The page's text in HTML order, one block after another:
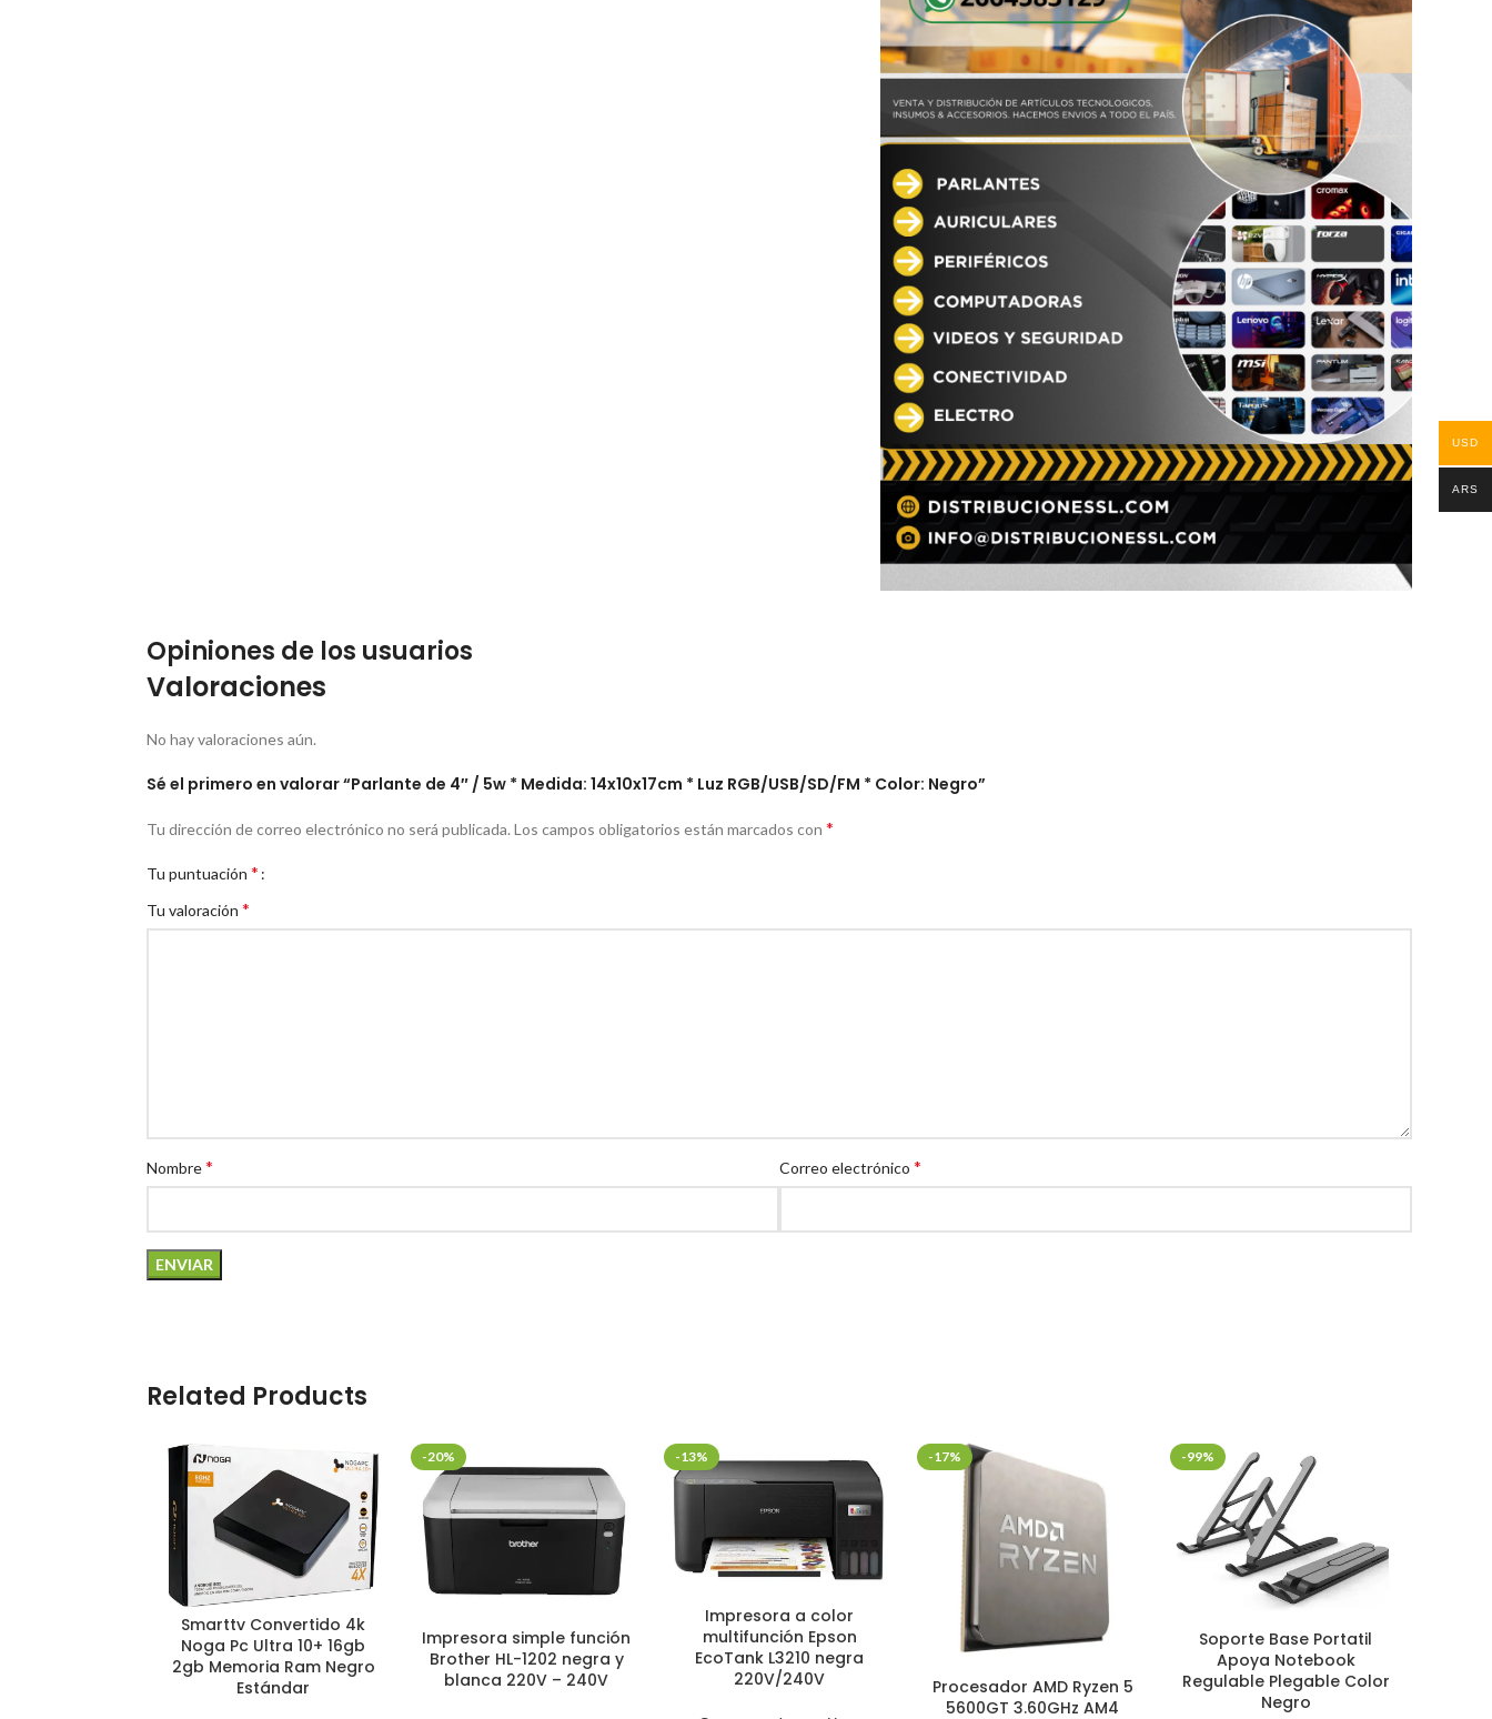
Opiniones de los usuarios
Valoraciones
No hay valoraciones aún.
Sé el primero en valorar “Parlante de 4″ / 5w * Medida: 14x10x17cm * Luz RGB/USB/SD/FM * Color: Negro”
Tu dirección de correo electrónico no será publicada. Los campos obligatorios están marcados con *
Tu puntuación *
Tu valoración *
Nombre* Correo electrónico *
Related Products
Smarttv Convertido 4k
Noga Pc Ultra 10+ 16gb
2gb Memoria Ram Negro
Estándar
-20%
Impresora simple función
Brother HL-1202 negra y
blanca 220V – 240V
-13%
Impresora a color
multifunción Epson
EcoTank L3210 negra
220V/240V
-17%
Procesador AMD Ryzen 5
5600GT 3.60GHz AM4
-99%
Soporte Base Portatil
Apoya Notebook
Regulable Plegable Color
Negro
USD
ARS